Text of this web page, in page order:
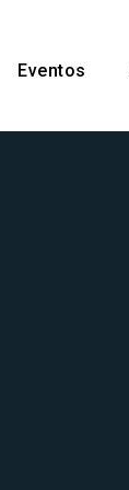
Eventos